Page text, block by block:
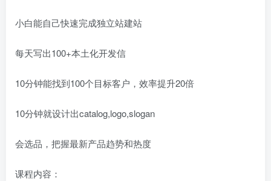
小白能自己快速完成独立站建站
每天写出100+本土化开发信
10分钟能找到100个目标客户，效率提升20倍
10分钟就设计出catalog,logo,slogan
会选品，把握最新产品趋势和热度
课程内容：